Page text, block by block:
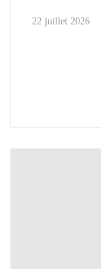
22 juillet 2026